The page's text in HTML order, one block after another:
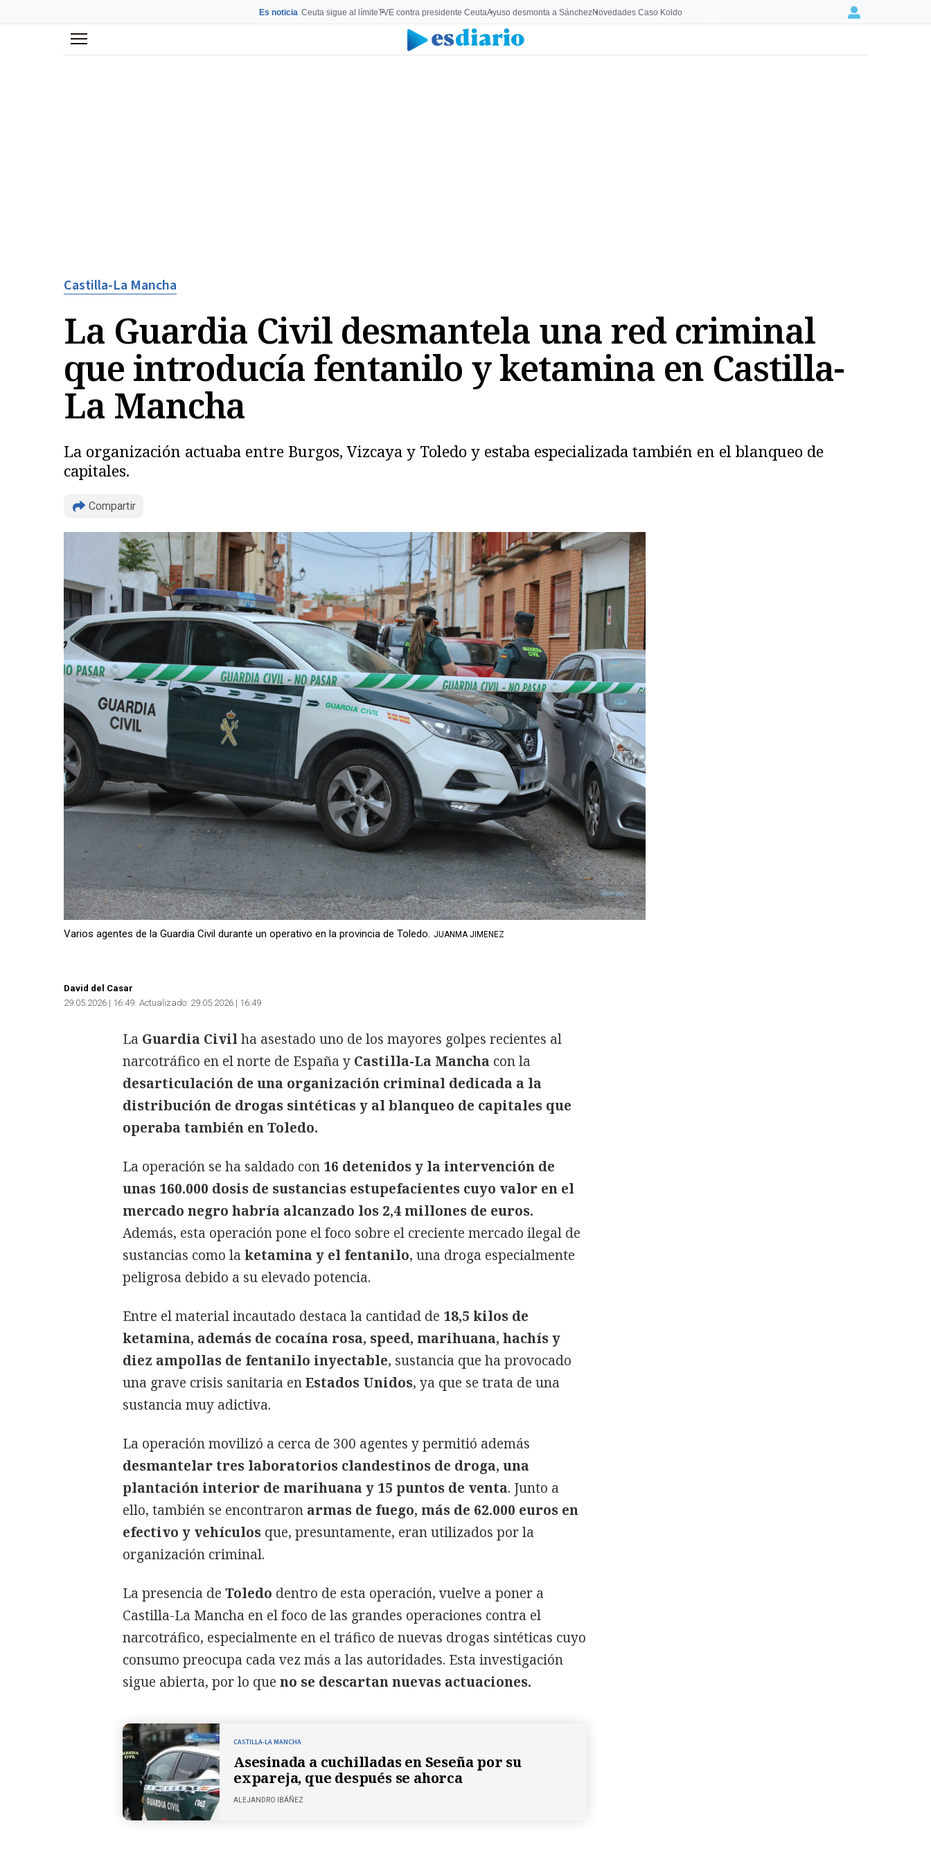
Es noticia Ceuta sigue al límiteTVE contra presidente CeutaAyuso desmonta a SánchezNovedades Caso Koldo Login
Menú
Castilla-La Mancha
La Guardia Civil desmantela una red criminal
que introducía fentanilo y ketamina en Castilla-
La Mancha
La organización actuaba entre Burgos, Vizcaya y Toledo y estaba especializada también en el blanqueo de
capitales.
Compartir
Varios agentes de la Guardia Civil durante un operativo en la provincia de Toledo. JUANMA JIMENEZ
David del Casar
29.05.2026 | 16:49 Actualizado: 29.05.2026 | 16:49
La Guardia Civil ha asestado uno de los mayores golpes recientes al
narcotráfico en el norte de España y Castilla-La Mancha con la
desarticulación de una organización criminal dedicada a la
distribución de drogas sintéticas y al blanqueo de capitales que
operaba también en Toledo.
La operación se ha saldado con 16 detenidos y la intervención de
unas 160.000 dosis de sustancias estupefacientes cuyo valor en el
mercado negro habría alcanzado los 2,4 millones de euros.
Además, esta operación pone el foco sobre el creciente mercado ilegal de
sustancias como la ketamina y el fentanilo, una droga especialmente
peligrosa debido a su elevado potencia.
Entre el material incautado destaca la cantidad de 18,5 kilos de
ketamina, además de cocaína rosa, speed, marihuana, hachís y
diez ampollas de fentanilo inyectable, sustancia que ha provocado
una grave crisis sanitaria enEstados Unidos, ya que se trata de una
sustancia muy adictiva.
La operación movilizó a cerca de 300 agentes y permitió además
desmantelar tres laboratorios clandestinos de droga, una
plantación interior de marihuana y 15 puntos de venta. Junto a
ello, también se encontraron armas de fuego, más de 62.000 euros en
efectivo y vehículos que, presuntamente, eran utilizados por la
organización criminal.
La presencia de Toledo dentro de esta operación, vuelve a poner a
Castilla-La Mancha en el foco de las grandes operaciones contra el
narcotráfico, especialmente en el tráfico de nuevas drogas sintéticas cuyo
consumo preocupa cada vez más a las autoridades. Esta investigación
sigue abierta, por lo que no se descartan nuevas actuaciones.
CASTILLA-LA MANCHA
Asesinada a cuchilladas en Seseña por su
expareja, que después se ahorca
ALEJANDRO IBÁÑEZ